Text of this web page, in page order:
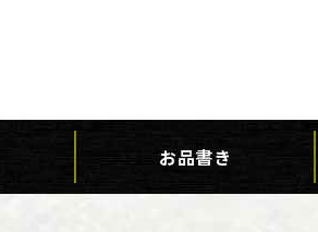
お品書き